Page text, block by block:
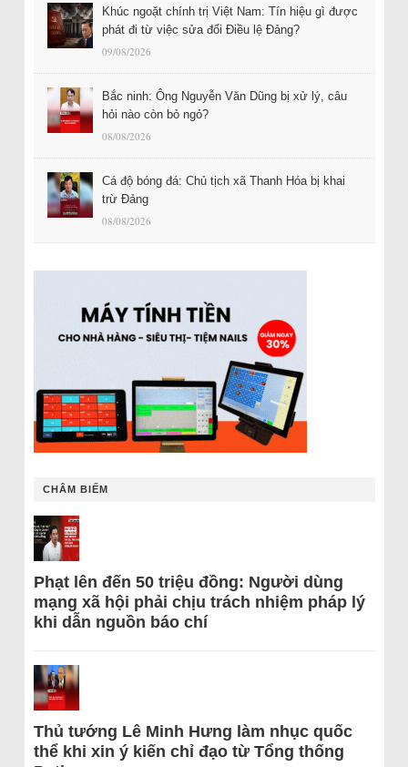
Khúc ngoặt chính trị Việt Nam: Tín hiệu gì được
phát đi từ việc sửa đổi Điều lệ Đảng?
09/08/2026
Bắc ninh: Ông Nguyễn Văn Dũng bị xử lý, câu
hỏi nào còn bỏ ngỏ?
08/08/2026
Cá độ bóng đá: Chủ tịch xã Thanh Hóa bị khai
trừ Đảng
08/08/2026
CHÂM BIẾM
Phạt lên đến 50 triệu đồng: Người dùng
mạng xã hội phải chịu trách nhiệm pháp lý
khi dẫn nguồn báo chí
Thủ tướng Lê Minh Hưng làm nhục quốc
thể khi xin ý kiến chỉ đạo từ Tổng thống